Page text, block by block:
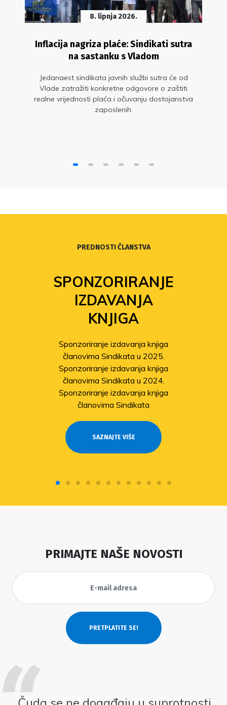
8. lipnja 2026.
Inflacija nagriza plaće: Sindikati sutra
na sastanku s Vladom
Jedanaest sindikata javnih službi sutra će od
Vlade zatražiti konkretne odgovore o zaštiti
realne vrijednosti plaća i očuvanju dostojanstva
zaposlenih.
PREDNOSTI ČLANSTVA
SPONZORIRANJE
IZDAVANJA
KNJIGA
Sponzoriranje izdavanja knjiga
članovima Sindikata u 2025.
Sponzoriranje izdavanja knjiga
članovima Sindikata u 2024.
Sponzoriranje izdavanja knjiga
članovima Sindikata
SAZNAJTE VIŠE
PRIMAJTE NAŠE NOVOSTI